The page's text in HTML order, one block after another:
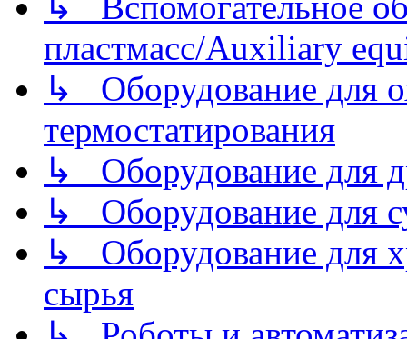
пластмасс/Auxiliary
↳ Оборудование для
термостатирования
↳ Оборудование для
↳ Оборудование для
↳ Оборудование для
сырья